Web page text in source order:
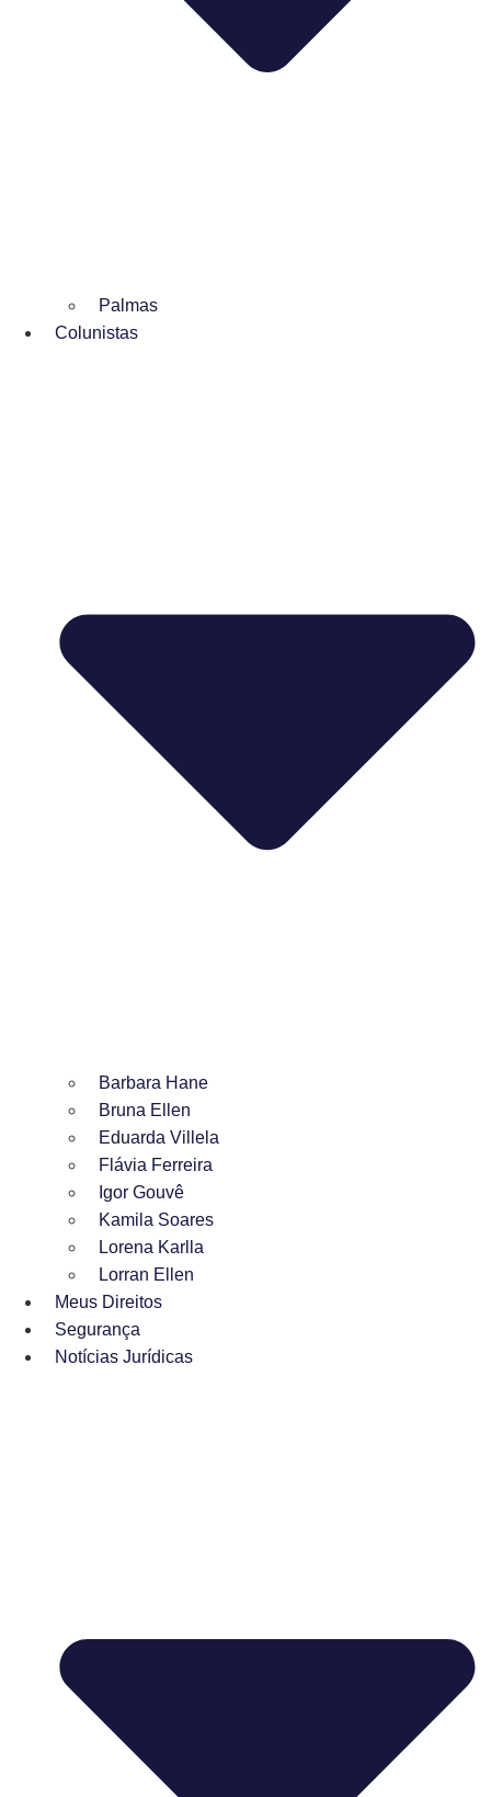
Palmas
Colunistas
Barbara Hane
Bruna Ellen
Eduarda Villela
Flávia Ferreira
Igor Gouvê
Kamila Soares
Lorena Karlla
Lorran Ellen
Meus Direitos
Segurança
Notícias Jurídicas